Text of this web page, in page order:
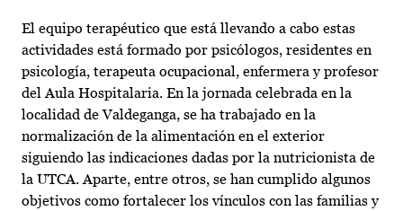
El equipo terapéutico que está llevando a cabo estas
actividades está formado por psicólogos, residentes en
psicología, terapeuta ocupacional, enfermera y profesor
del Aula Hospitalaria. En la jornada celebrada en la
localidad de Valdeganga, se ha trabajado en la
normalización de la alimentación en el exterior
siguiendo las indicaciones dadas por la nutricionista de
la UTCA. Aparte, entre otros, se han cumplido algunos
objetivos como fortalecer los vínculos con las familias y